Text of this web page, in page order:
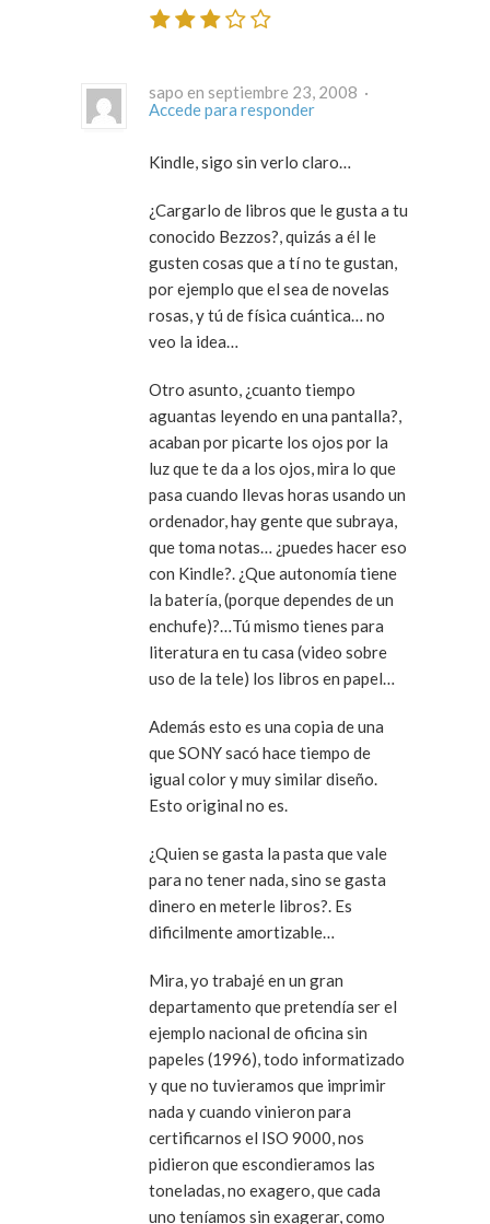
sapo en septiembre 23, 2008 ·
Accede para responder
Kindle, sigo sin verlo claro…
¿Cargarlo de libros que le gusta a tu
conocido Bezzos?, quizás a él le
gusten cosas que a tí no te gustan,
por ejemplo que el sea de novelas
rosas, y tú de física cuántica… no
veo la idea…
Otro asunto, ¿cuanto tiempo
aguantas leyendo en una pantalla?,
acaban por picarte los ojos por la
luz que te da a los ojos, mira lo que
pasa cuando llevas horas usando un
ordenador, hay gente que subraya,
que toma notas… ¿puedes hacer eso
con Kindle?. ¿Que autonomía tiene
la batería, (porque dependes de un
enchufe)?…Tú mismo tienes para
literatura en tu casa (video sobre
uso de la tele) los libros en papel…
Además esto es una copia de una
que SONY sacó hace tiempo de
igual color y muy similar diseño.
Esto original no es.
¿Quien se gasta la pasta que vale
para no tener nada, sino se gasta
dinero en meterle libros?. Es
dificilmente amortizable…
Mira, yo trabajé en un gran
departamento que pretendía ser el
ejemplo nacional de oficina sin
papeles (1996), todo informatizado
y que no tuvieramos que imprimir
nada y cuando vinieron para
certificarnos el ISO 9000, nos
pidieron que escondieramos las
toneladas, no exagero, que cada
uno teníamos sin exagerar, como